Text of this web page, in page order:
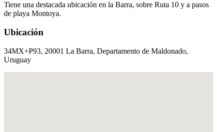
Tiene una destacada ubicación en la Barra, sobre Ruta 10 y a pasos
de playa Montoya.
Ubicación
34MX+P93, 20001 La Barra, Departamento de Maldonado,
Uruguay